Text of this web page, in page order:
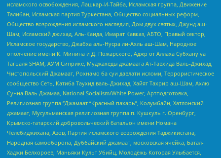
исламского освобождения, Лашкар-И-Тайба, Исламская группа, Движение
Талибан, Исламская партия Туркестана, Общество социальных реформ,
Общество возрождения исламского наследия, Дом двух святых, Джунд аш-
Шам, Исламский джихад, Аль-Каида, Имарат Кавказ, АБТО, Правый сектор,
Исламское государство, Джабха аль-Нусра ли-Ахль аш-Шам, Народное
ополчение имени К. Минина и Д. Пожарского, Аджр от Аллаха Субхану уа
Тагьаля SHAM, АУМ Синрике, Муджахеды джамаата Ат-Тавхида Валь-Джихад,
Чистопольский Джамаат, Рохнамо ба суи давлати исломи, Террористическое
сообщество Сеть, Катиба Таухид валь-Джихад, Хайят Тахрир аш-Шам, Ахлю
Сунна Валь Джамаа, National Socialism/White Power, Артподготовка,
Религиозная группа “Джамаат “Красный пахарь”, Колумбайн, Хатлонский
джамаат, Мусульманская религиозная группа п. Кушкуль г. Оренбург,
Крымско-татарский добровольческий батальон имени Номана
Челебиджихана, Азов, Партия исламского возрождения Таджикистана,
Народная самооборона, Дуббайский джамаат, московская ячейка, Батал-
Хаджи Белхороев, Маньяки Культ Убийц, Молодёжь Которая Улыбается,